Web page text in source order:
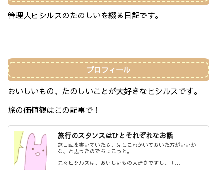
管理人ヒシルスのたのしいを綴る日記です。
プロフィール
おいしいもの、たのしいことが大好きなヒシルスです。
旅の価値観はこの記事で！
旅行のスタンスはひとそれぞれなお話
旅日記を書いていたら、先にこれかいておいた方がいいか
な、と思ったのでちょこっと。
元々ヒシルスは、おいしいもの大好きですし、「…